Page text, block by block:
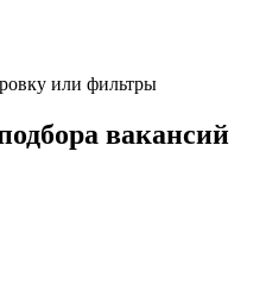
или фильтры
вакансий